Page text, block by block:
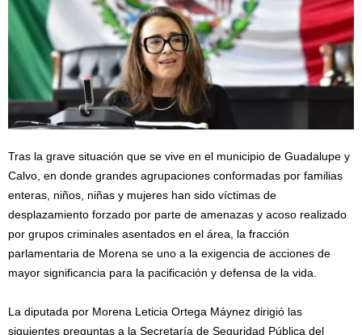
Tras la grave situación que se vive en el municipio de Guadalupe y
Calvo, en donde grandes agrupaciones conformadas por familias
enteras, niños, niñas y mujeres han sido víctimas de
desplazamiento forzado por parte de amenazas y acoso realizado
por grupos criminales asentados en el área, la fracción
parlamentaria de Morena se uno a la exigencia de acciones de
mayor significancia para la pacificación y defensa de la vida.
La diputada por Morena Leticia Ortega Máynez dirigió las
siguientes preguntas a la Secretaría de Seguridad Pública del